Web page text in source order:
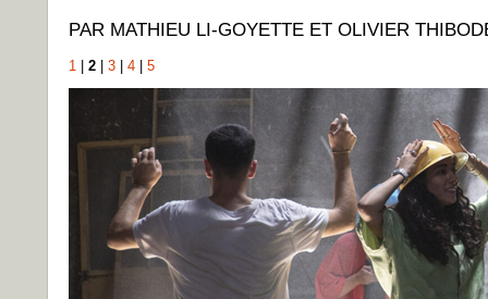
PAR MATHIEU LI-GOYETTE ET OLIVIER
1 2 3 4 5